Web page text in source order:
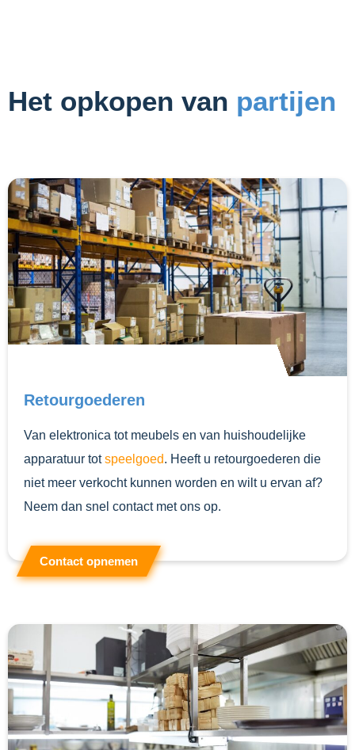
Het opkopen van partijen
Retourgoederen
Van elektronica tot meubels en van huishoudelijke
apparatuur totspeelgoed. Heeft u retourgoederen die
niet meer verkocht kunnen worden en wilt u ervan af?
Neem dan snel contact met ons op.
Contact opnemen